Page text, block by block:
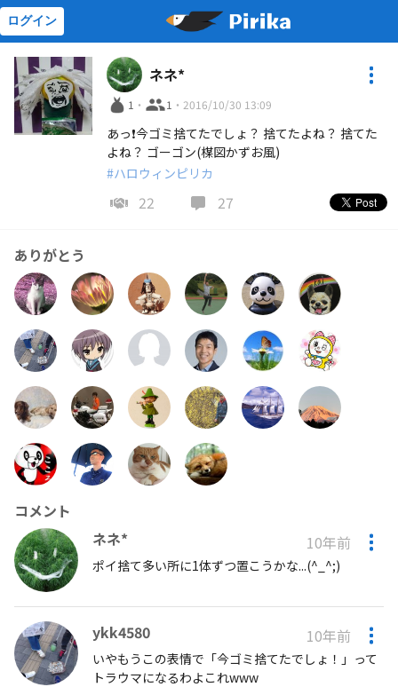
22 27
ネネ*
1 ・ 1 ・ 2016/10/30 13:09
あっ❗今ゴミ捨てたでしょ？ 捨てたよね？ 捨てた
よね？ ゴーゴン(楳図かずお風)
#ハロウィンピリカ
ありがとう
コメント
ネネ*
10年前
ポイ捨て多い所に1体ずつ置こうかな...(^_^;)
ykk4580 10年前
いやもうこの表情で「今ゴミ捨てたでしょ！」って
トラウマになるわよこれwww
ログイン